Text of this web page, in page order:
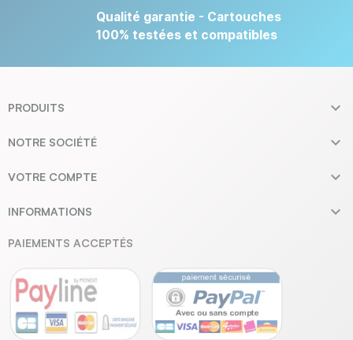
Qualité garantie - Cartouches
100% testées et compatibles
PRODUITS 
NOTRE SOCIÉTÉ 
VOTRE COMPTE 
INFORMATIONS 
PAIEMENTS ACCEPTÉS